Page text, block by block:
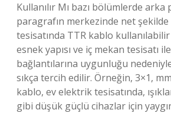
Kullanılır Mı bazı bölümlerde arka
paragrafın merkezinde net şekilde
tesisatında TTR kablo
esnek yapısı ve iç mekan tesisatı
bağlantılarına uygunluğu
sıkça tercih edilir. Örneğin, 3×1,
kablo, ev elektrik tesisatında,
gibi düşük güçlü cihazlar için